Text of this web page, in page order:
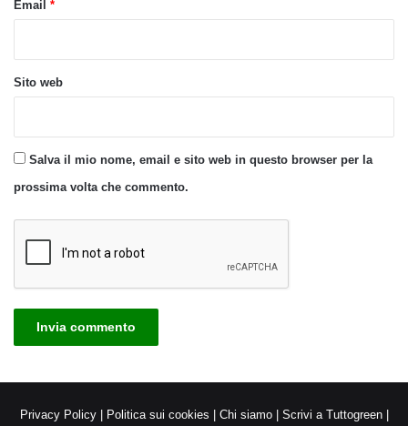
Email *
Sito web
Salva il mio nome, email e sito web in questo browser per la
prossima volta che commento.
Privacy Policy| Politica sui cookies Chi siamo| Scrivi a Tuttogreen|